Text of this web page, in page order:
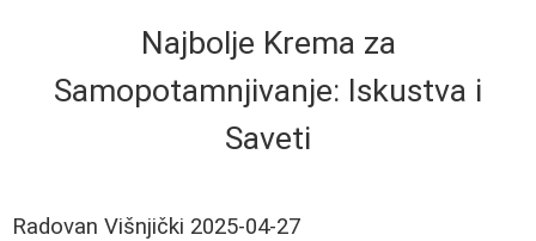
Najbolje Krema za
Samopotamnjivanje: Iskustva i
Saveti
Radovan Višnjički 2025-04-27